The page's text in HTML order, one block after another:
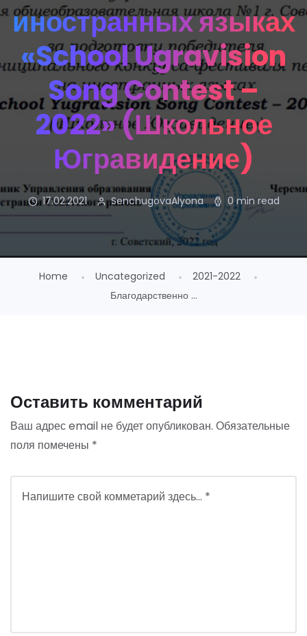
иностранных языках
«School Ugravision
Song Contest –
2022» (Школьное
Югравидение)
17.02.2021 SenchugovaAlyona 0 min read
Home Uncategorized
2021-2022
Благодарственно ...
Оставить комментарий
Ваш адрес email не будет опубликован. Обязательные
поля помечены *